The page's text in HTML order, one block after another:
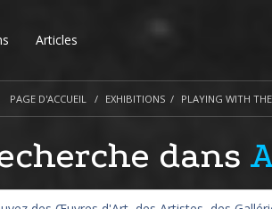
Articles
PAGE D'ACCUEIL EXHIBITIONS PLAYING WITH
dans